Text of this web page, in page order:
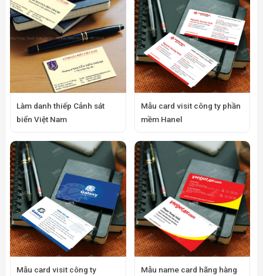
Làm danh thiếp Cảnh sát
biển Việt Nam
Mẫu card visit công ty phần
mềm Hanel
Mẫu card visit công ty
Mẫu name card hãng hàng